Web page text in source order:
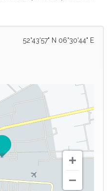
52°43'57" N 06°30'44" E